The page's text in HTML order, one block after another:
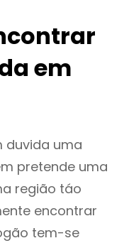
em
duvida uma
pretende uma
região táo
encontrar
tem-se